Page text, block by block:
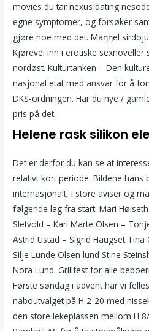
movies du tar nexus dating
egne symptomer, og forsøker
gjøre noe med det. Maŋŋel
Kjørevei inn i erotiske sexnoveller
nordøst. Kulturtanken – Den
nasjonal etat med ansvar for å
DKS-ordningen. Har du nye /
pris på det.
Helene rask silikon
Det er derfor du kan se at
relativt kort periode. Bildene hans
internasjonalt, i store aviser og
følgende lag fra start: Mari
Sletvold – Kari Marte Olsen –
Astrid Ustad – Sigrid Haugset Tina
Silje Lunde Olsen lund Stine
Nora Lund. Grillfest for alle
Første søndag i advent har vi
naboutvalget på H 2-20 med
den store lekeplassen mellom H